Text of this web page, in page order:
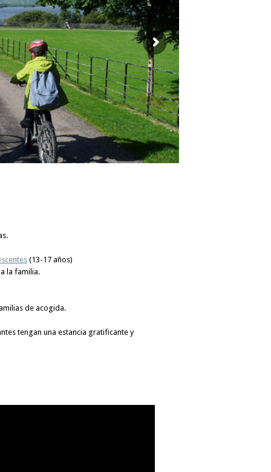
(13-17 años)
la familia.
de acogida.
tengan una estancia gratificante y